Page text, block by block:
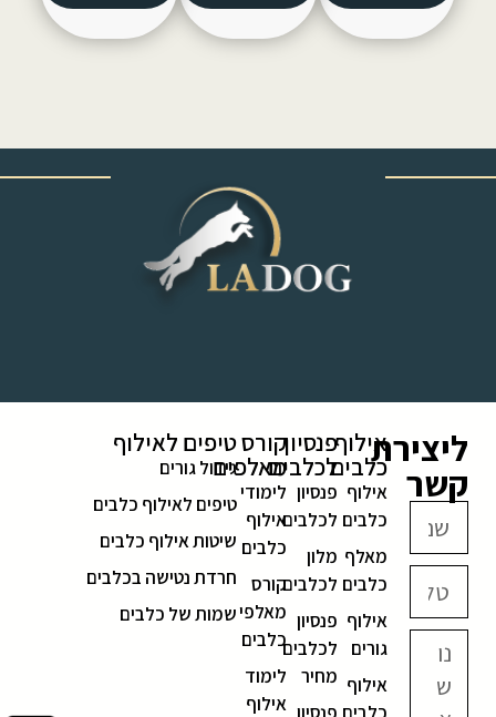
ליצירת
קשר
אילוף
כלבים
אילוף
כלבים
מאלף
כלבים
אילוף
גורים
אילוף
פנסיון
לכלבים
פנסיון
לכלבים
מלון
לכלבים
פנסיון
לכלבים
מחיר
קורס
מאלפים
לימודי
אילוף
כלבים
קורס
מאלפי
כלבים
לימוד
אילוף
טיפים לאילוף
גידול גורים
טיפים לאילוף כלבים
שיטות אילוף כלבים
חרדת נטישה בכלבים
שמות של כלבים